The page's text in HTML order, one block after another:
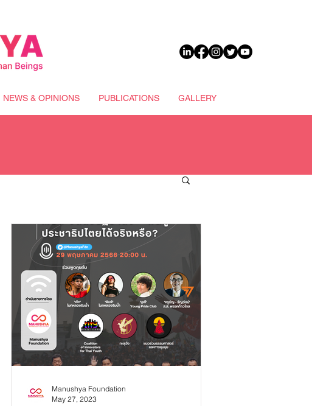
NEWS & OPINIONS PUBLICATIONS GALLERY
Manushya Foundation
May 27, 2023